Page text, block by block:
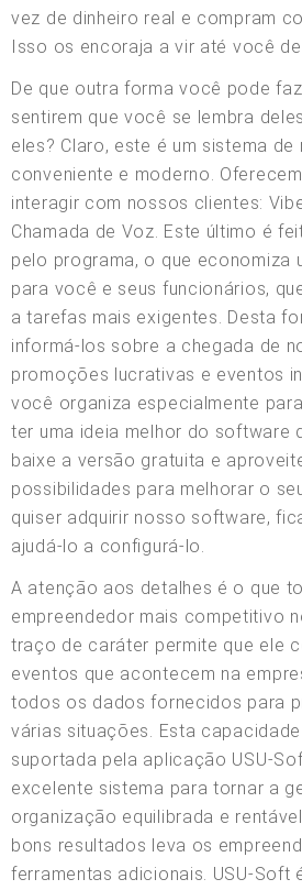
vez de dinheiro real e compram
Isso os encoraja a vir até você
De que outra forma você pode
sentirem que você se lembra
eles? Claro, este é um sistema
conveniente e moderno.
interagir com nossos clientes:
Chamada de Voz. Este último é
pelo programa, o que economiza
para você e seus funcionários,
a tarefas mais exigentes. Desta
informá-los sobre a chegada de
promoções lucrativas e eventos
você organiza especialmente
ter uma ideia melhor do software
baixe a versão gratuita e
possibilidades para melhorar o
quiser adquirir nosso software,
ajudá-lo a configurá-lo.
A atenção aos detalhes é o que
empreendedor mais competitivo
traço de caráter permite que ele
eventos que acontecem na
todos os dados fornecidos para
várias situações. Esta
suportada pela aplicação USU-
excelente sistema para tornar a
organização equilibrada e
bons resultados leva os
ferramentas adicionais. USU-Soft